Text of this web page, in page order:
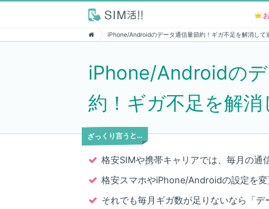
iPhone/Androidのデータ通信量節約！ギガ不足を解消して
iPhone/Androidの
約！ギガ不足を解
ざっくり言うと…
格安SIMや携帯キャリアでは、毎月の通
格安スマホやiPhone/Androidの設定を
それでも毎月ギガ数が足りないなら「